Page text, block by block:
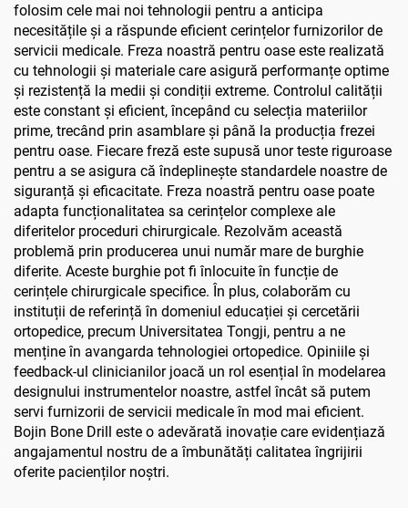
folosim cele mai noi tehnologii pentru a anticipa
necesitățile și a răspunde eficient cerințelor furnizorilor de
servicii medicale. Freza noastră pentru oase este realizată
cu tehnologii și materiale care asigură performanțe optime
și rezistență la medii și condiții extreme. Controlul calității
este constant și eficient, începând cu selecția materiilor
prime, trecând prin asamblare și până la producția frezei
pentru oase. Fiecare freză este supusă unor teste riguroase
pentru a se asigura că îndeplinește standardele noastre de
siguranță și eficacitate. Freza noastră pentru oase poate
adapta funcționalitatea sa cerințelor complexe ale
diferitelor proceduri chirurgicale. Rezolvăm această
problemă prin producerea unui număr mare de burghie
diferite. Aceste burghie pot fi înlocuite în funcție de
cerințele chirurgicale specifice. În plus, colaborăm cu
instituții de referință în domeniul educației și cercetării
ortopedice, precum Universitatea Tongji, pentru a ne
menține în avangarda tehnologiei ortopedice. Opiniile și
feedback-ul clinicianilor joacă un rol esențial în modelarea
designului instrumentelor noastre, astfel încât să putem
servi furnizorii de servicii medicale în mod mai eficient.
Bojin Bone Drill este o adevărată inovație care evidențiază
angajamentul nostru de a îmbunătăți calitatea îngrijirii
oferite pacienților noștri.